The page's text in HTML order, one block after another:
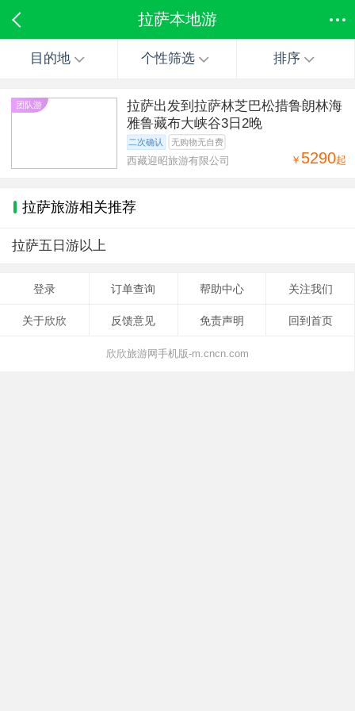
拉萨本地游
目的地 个性筛选 排序
团队游
拉萨出发到拉萨林芝巴松措鲁朗林海
雅鲁藏布大峡谷3日2晚
二次确认 无购物无自费
￥ 5290起
西藏迎昭旅游有限公司
拉萨旅游相关推荐
拉萨五日游以上
登录 订单查询 帮助中心 关注我们
关于欣欣 反馈意见 免责声明 回到首页
欣欣旅游网手机版-m.cncn.com